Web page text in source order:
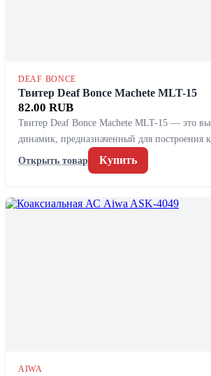
DEAF BONCE
Твитер Deaf Bonce Machete MLT-15
82.00 RUB
Твитер Deaf Bonce Machete MLT-15 — это
динамик, предназначенный для построения
Открыть товар
Купить
AIWA